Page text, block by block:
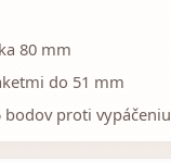
80 mm
do 51 mm
bodov proti vypáčeniu